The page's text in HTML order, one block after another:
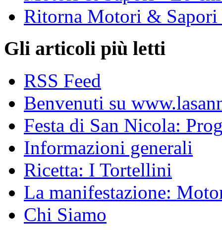
Ritorna Motori & Sapori
Gli articoli più letti
RSS Feed
Benvenuti su
Festa di San Nicola:
Informazioni generali
Ricetta: I Tortellini
La manifestazione:
Chi Siamo